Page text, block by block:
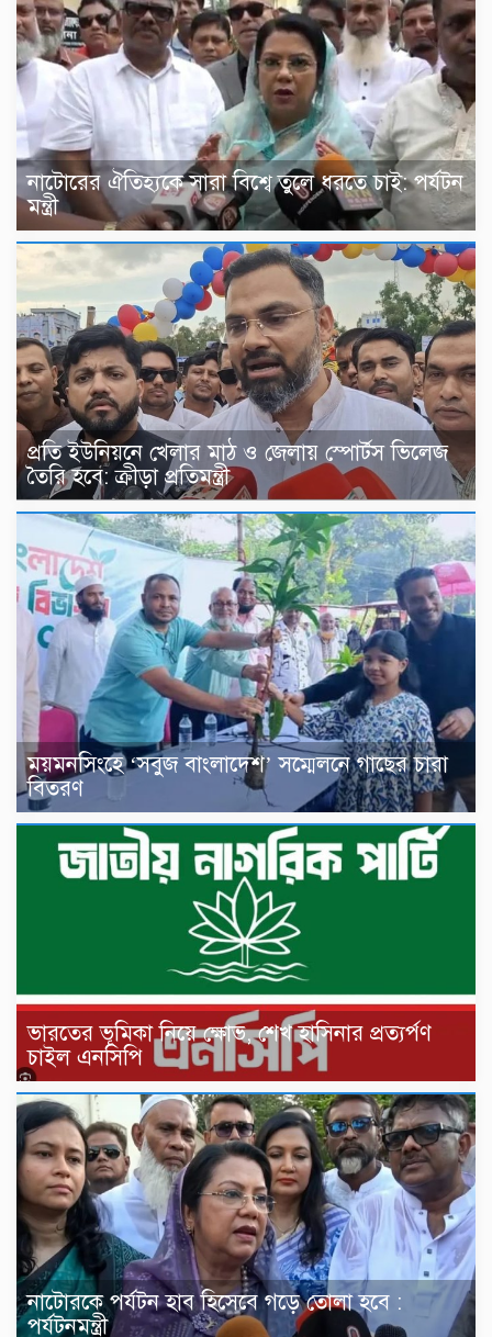
নাটোরের ঐতিহ্যকে সারা বিশ্বে তুলে ধরতে চাই: পর্যটন
মন্ত্রী
প্রতি ইউনিয়নে খেলার মাঠ ও জেলায় স্পোর্টস ভিলেজ
তৈরি হবে: ক্রীড়া প্রতিমন্ত্রী
ময়মনসিংহে ‘সবুজ বাংলাদেশ’ সম্মেলনে গাছের চারা
বিতরণ
ভারতের ভূমিকা নিয়ে ক্ষোভ, শেখ হাসিনার প্রত্যর্পণ
চাইল এনসিপি
নাটোরকে পর্যটন হাব হিসেবে গড়ে তোলা হবে :
পর্যটনমন্ত্রী